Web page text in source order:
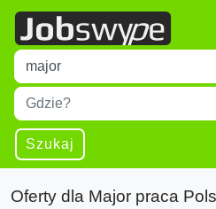
Title
Type 1 or more characters for
Miejscowość
Type 1 or more characters for
Szukaj
Oferty dla Major praca